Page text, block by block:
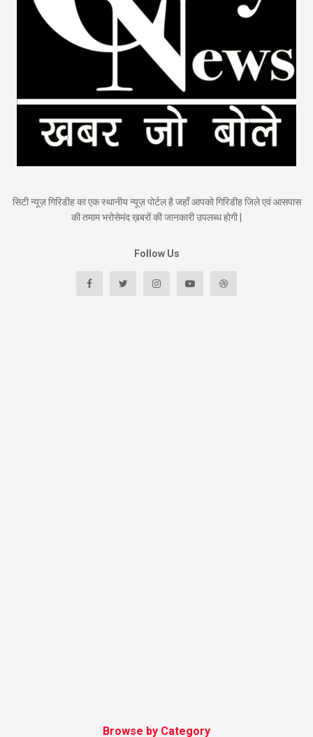
सिटी न्यूज़ गिरिडीह का एक स्थानीय न्यूज़ पोर्टल है जहाँ आपको गिरिडीह जिले एवं आसपास
की तमाम भरोसेमंद ख़बरों की जानकारी उपलब्ध होगी |
Follow Us
Browse by Category